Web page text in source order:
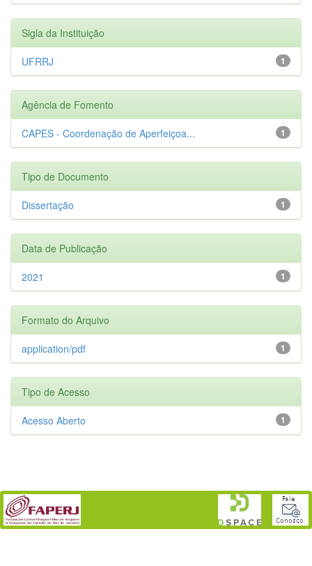
Sigla da Instituição
1
UFRRJ
Agência de Fomento
1
CAPES - Coordenação de Aperfeiçoa...
Tipo de Documento
1
Dissertação
Data de Publicação
1
2021
Formato do Arquivo
1
application/pdf
Tipo de Acesso
1
Acesso Aberto